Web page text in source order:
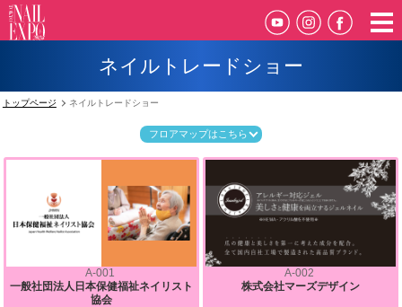
ネイルトレードショー
トップページ ネイルトレードショー
フロアマップはこちら
A-001
一般社団法人日本保健福祉ネイリスト
協会
A-002
株式会社マーズデザイン